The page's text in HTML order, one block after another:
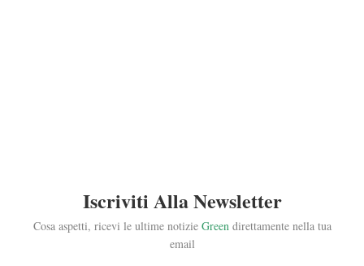
Iscriviti Alla Newsletter
Cosa aspetti, ricevi le ultime notizie Greendirettamente nella tua
email